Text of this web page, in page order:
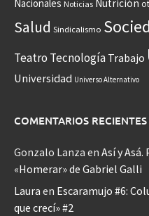
Nacionales Noticias Nutrición
Salud Sindicalismo
Teatro Tecnología Trabajo
Universidad Universo Alternativo
COMENTARIOS RECIENTES
Gonzalo Lanza en Así y Asá.
«Homerar» de Gabriel Galli
Laura en Escaramujo #6:
que crecí» #2